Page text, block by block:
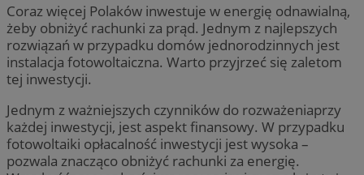
Coraz więcej Polaków inwestuje w energię odnawialną,
żeby obniżyć rachunki za prąd. Jednym z najlepszych
rozwiązań w przypadku domów jednorodzinnych jest
instalacja fotowoltaiczna. Warto przyjrzeć się zaletom
tej inwestycji.
Jednym z ważniejszych czynników do rozważeniaprzy
każdej inwestycji, jest aspekt finansowy. W przypadku
fotowoltaiki opłacalność inwestycji jest wysoka –
pozwala znacząco obniżyć rachunki za energię.